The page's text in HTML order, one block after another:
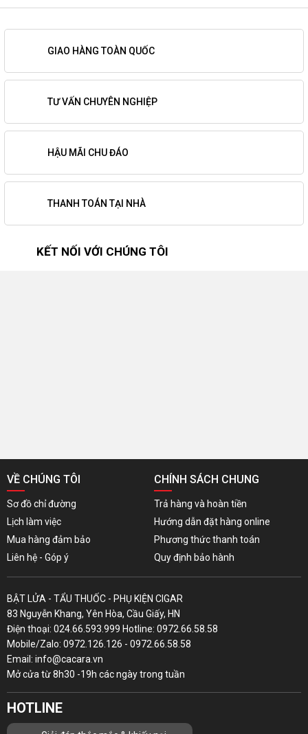
GIAO HÀNG TOÀN QUỐC
TƯ VẤN CHUYÊN NGHIỆP
HẬU MÃI CHU ĐÁO
THANH TOÁN TẠI NHÀ
KẾT NỐI VỚI CHÚNG TÔI
VỀ CHÚNG TÔI
Sơ đồ chỉ đường
Lịch làm việc
Mua hàng đảm bảo
Liên hệ - Góp ý
CHÍNH SÁCH CHUNG
Trả hàng và hoàn tiền
Hướng dẫn đặt hàng online
Phương thức thanh toán
Quy định bảo hành
BẬT LỬA - TẨU THUỐC - PHỤ KIỆN CIGAR
83 Nguyễn Khang, Yên Hòa, Cầu Giấy, HN
Điện thoại: 024.66.593.999 Hotline: 0972.66.58.58
Mobile/Zalo: 0972.126.126 - 0972.66.58.58
Email: info@cacara.vn
Mở cửa từ 8h30 -19h các ngày trong tuần
HOTLINE